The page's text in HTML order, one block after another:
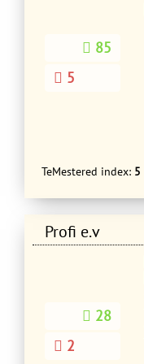
85
5
TeMestered index: 5
Profi e.v
28
2